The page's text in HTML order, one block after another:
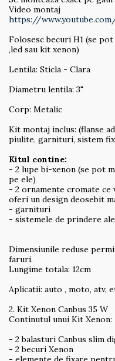
Video montaj
https://
Folosesc becuri H1 (se
,led sau kit xenon)
Lentila: Sticla - Clara
Diametru lentila: 3"
Corp: Metalic
Kit montaj inclus: (flanse
piulite, garnituri, sistem
Kitul contine:
- 2 lupe bi-xenon (se pot
pe ele)
- 2 ornamente cromate
oferi un design deosebit
- garnituri
- sistemele de prindere
Dimensiunile reduse
faruri.
Lungime totala: 12cm
Aplicatii: auto , moto, atv,
2. Kit Xenon Canbus 35 W
Continutul unui Kit Xenon:
- 2 balasturi Canbus slim
- 2 becuri Xenon